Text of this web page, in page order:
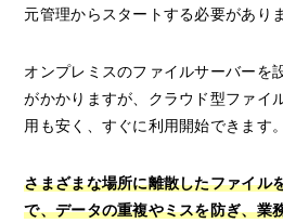
元管理からスタートする必要がありま
オンプレミスのファイルサーバーを
がかかりますが、クラウド型ファイ
用も安く、すぐに利用開始できます。
さまざまな場所に離散したファイル
で、データの重複やミスを防ぎ、業